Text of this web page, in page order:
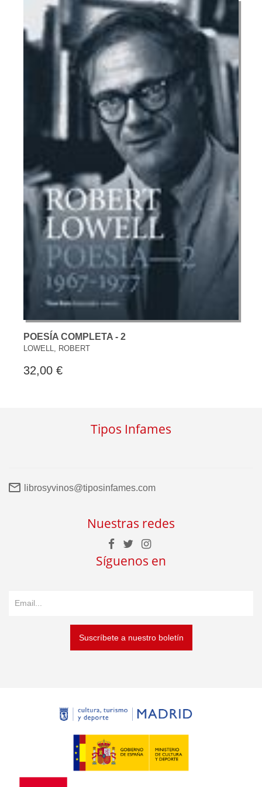
POESÍA COMPLETA - 2
LOWELL, ROBERT
32,00 €
Tipos Infames
librosyvinos@tiposinfames.com
Nuestras redes
Síguenos en
Suscríbete a nuestro boletín